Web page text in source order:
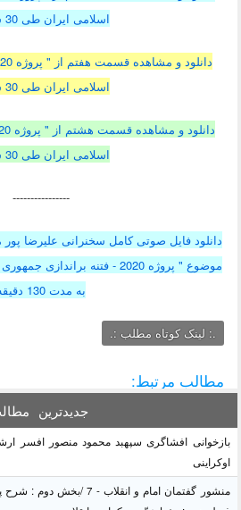
اسلامی ایران طی 30 سال "
اسلامی ایران طی 30 سال "
اسلامی ایران طی 30 سال "
----------------
دانلود فایل صوتی کامل سخنرانی علیرضا
به مدت 130 دقیقه
.: لینک کوتاه مطلب :.
مطالب مرتبط:
جدیدترین
بازخوانی افشاگری سپهبد محمود منصور افسر
اوکراینی